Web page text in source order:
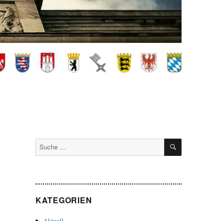
Suche
nach:
SUCHEN
KATEGORIEN